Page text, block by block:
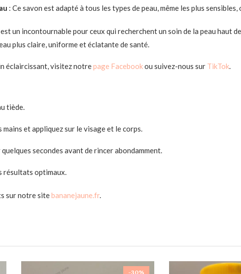
: Ce savon est adapté à tous les types de peau, même les plus
est un incontournable pour ceux qui recherchent un soin de la peau haut
plus claire, uniforme et éclatante de santé.
éclaircissant, visitez notrepage Facebookou suivez-nous sur TikTok.
tiède.
et appliquez sur le visage et le corps.
secondes avant de rincer abondamment.
résultats optimaux.
sur notre sitebananejaune.fr.
-30%